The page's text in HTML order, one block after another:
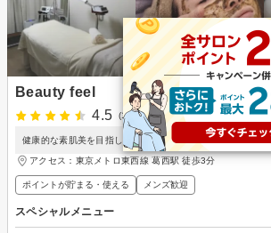
Beauty feel
4.5
(1件)
健康的な素肌美を目指します！
アクセス：東京メトロ東西線 葛西駅 徒歩3分
ポイントが貯まる・使える メンズ歓迎
スペシャルメニュー